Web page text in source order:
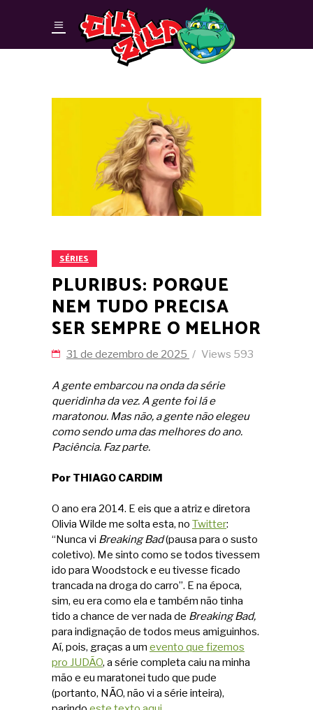
SÉRIES
PLURIBUS: PORQUE
NEM TUDO PRECISA
SER SEMPRE O MELHOR
31 de dezembro de 2025 Views 593
A gente embarcou na onda da série
queridinha da vez. A gente foi lá e
maratonou. Mas não, a gente não elegeu
como sendo uma das melhores do ano.
Paciência. Faz parte.
Por THIAGO CARDIM
O ano era 2014. E eis que a atriz e diretora
Olivia Wilde me solta esta, no Twitter:
“Nunca vi Breaking Bad(pausa para o susto
coletivo). Me sinto como se todos tivessem
ido para Woodstock e eu tivesse ficado
trancada na droga do carro”. E na época,
sim, eu era como ela e também não tinha
tido a chance de ver nada de Breaking Bad,
para indignação de todos meus amiguinhos.
Aí, pois, graças a um evento que fizemos
pro JUDÃO, a série completa caiu na minha
mão e eu maratonei tudo que pude
(portanto, NÃO, não vi a série inteira),